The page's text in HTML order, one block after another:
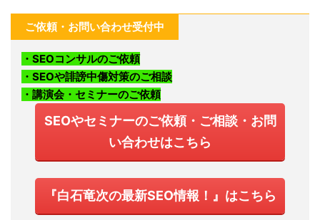
ご依頼・お問い合わせ受付中
・SEOコンサルのご依頼
・SEOや誹謗中傷対策のご相談
・講演会・セミナーのご依頼
SEOやセミナーのご依頼・ご相談・お問
い合わせはこちら
『白石竜次の最新SEO情報！』はこちら